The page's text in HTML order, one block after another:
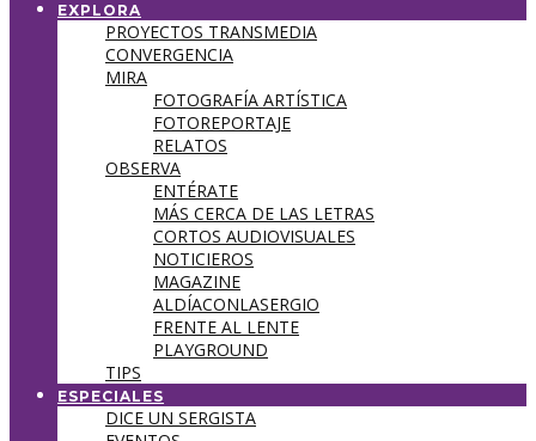
EXPLORA
PROYECTOS TRANSMEDIA
CONVERGENCIA
MIRA
FOTOGRAFÍA ARTÍSTICA
FOTOREPORTAJE
RELATOS
OBSERVA
ENTÉRATE
MÁS CERCA DE LAS LETRAS
CORTOS AUDIOVISUALES
NOTICIEROS
MAGAZINE
ALDÍACONLASERGIO
FRENTE AL LENTE
PLAYGROUND
TIPS
ESPECIALES
DICE UN SERGISTA